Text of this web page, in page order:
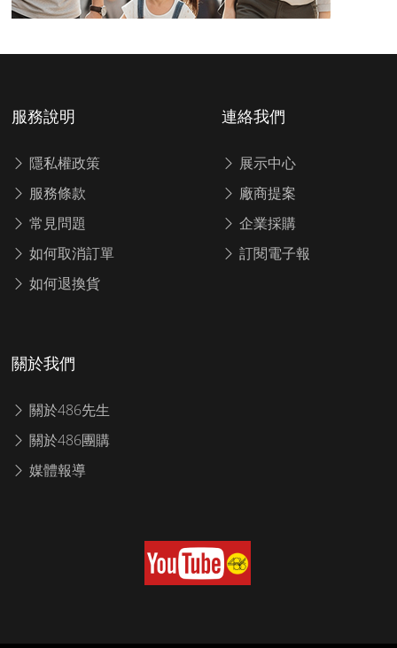
服務說明
隱私權政策
服務條款
常見問題
如何取消訂單
如何退換貨
連絡我們
展示中心
廠商提案
企業採購
訂閱電子報
關於我們
關於486先生
關於486團購
媒體報導